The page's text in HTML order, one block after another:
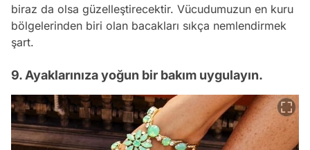
biraz da olsa güzelleştirecektir. Vücudumuzun en kuru
bölgelerinden biri olan bacakları sıkça nemlendirmek
şart.
9. Ayaklarınıza yoğun bir bakım uygulayın.